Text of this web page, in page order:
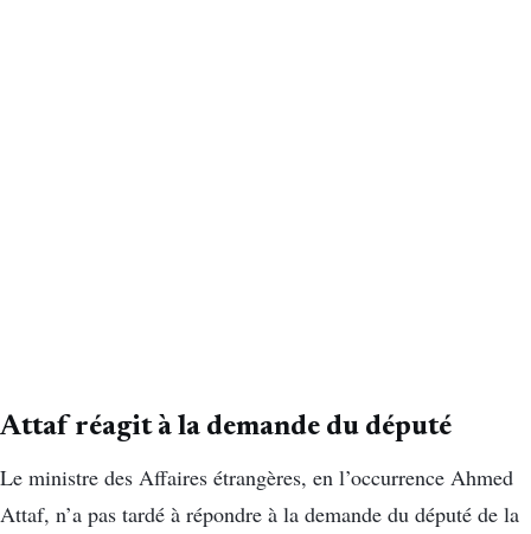
Attaf réagit à la demande du député
Le ministre des Affaires étrangères, en l’occurrence Ahmed
Attaf, n’a pas tardé à répondre à la demande du député de la